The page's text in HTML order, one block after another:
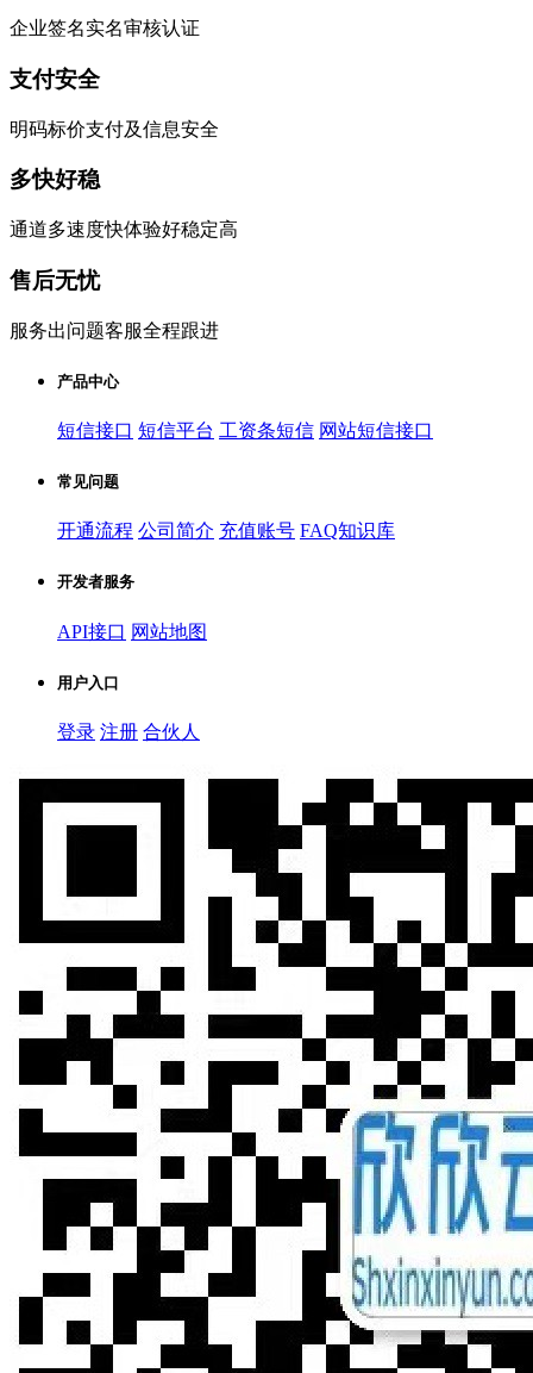
企业签名实名审核认证
支付安全
明码标价支付及信息安全
多快好稳
通道多速度快体验好稳定高
售后无忧
服务出问题客服全程跟进
产品中心
短信接口 短信平台 工资条短信 网站短信接口
常见问题
开通流程 公司简介 充值账号 FAQ知识库
开发者服务
API接口 网站地图
用户入口
登录 注册 合伙人